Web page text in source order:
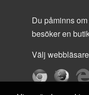
Du påminns
besöker en
Välj